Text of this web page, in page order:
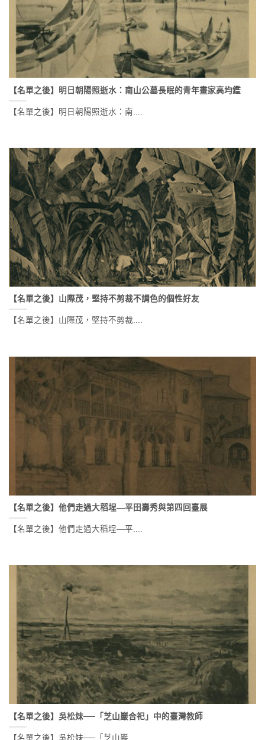
【名單之後】明日朝陽照逝水：南山公墓長眠的青年畫家高均鑑
【名單之後】明日朝陽照逝水：南....
【名單之後】山際茂，堅持不剪裁不調色的個性好友
【名單之後】山際茂，堅持不剪裁....
【名單之後】他們走過大稻埕—平田壽秀與第四回臺展
【名單之後】他們走過大稻埕—平....
【名單之後】吳松妹──「芝山巖合祀」中的臺灣教師
【名單之後】吳松妹──「芝山巖....